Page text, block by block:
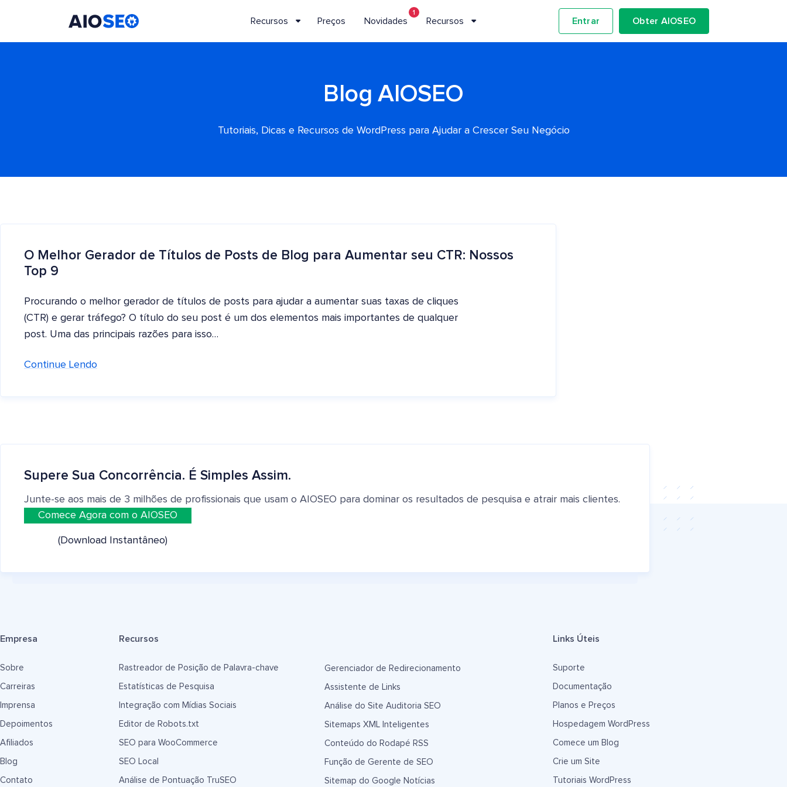
Recursos Preços Novidades
1
Recursos Entrar Obter AIOSEO
Blog AIOSEO
Tutoriais, Dicas e Recursos de WordPress para Ajudar a Crescer Seu Negócio
O Melhor Gerador de Títulos de Posts de Blog para Aumentar seu CTR: Nossos
Top 9
Procurando o melhor gerador de títulos de posts para ajudar a aumentar suas taxas de cliques
(CTR) e gerar tráfego? O título do seu post é um dos elementos mais importantes de qualquer
post. Uma das principais razões para isso…
Continue Lendo
Supere Sua Concorrência. É Simples Assim.
Junte-se aos mais de 3 milhões de profissionais que usam o AIOSEO para dominar os resultados de pesquisa e atrair mais clientes.
Comece Agora com o AIOSEO
(Download Instantâneo)
Empresa
Sobre
Carreiras
Imprensa
Depoimentos
Afiliados
Blog
Contato
Recursos
Rastreador de Posição de Palavra-chave
Estatísticas de Pesquisa
Integração com Mídias Sociais
Editor de Robots.txt
SEO para WooCommerce
SEO Local
Análise de Pontuação TruSEO
Gerenciador de Redirecionamento
Assistente de Links
Análise do Site Auditoria SEO
Sitemaps XML Inteligentes
Conteúdo do Rodapé RSS
Função de Gerente de SEO
Sitemap do Google Notícias
Links Úteis
Suporte
Documentação
Planos e Preços
Hospedagem WordPress
Comece um Blog
Crie um Site
Tutoriais WordPress